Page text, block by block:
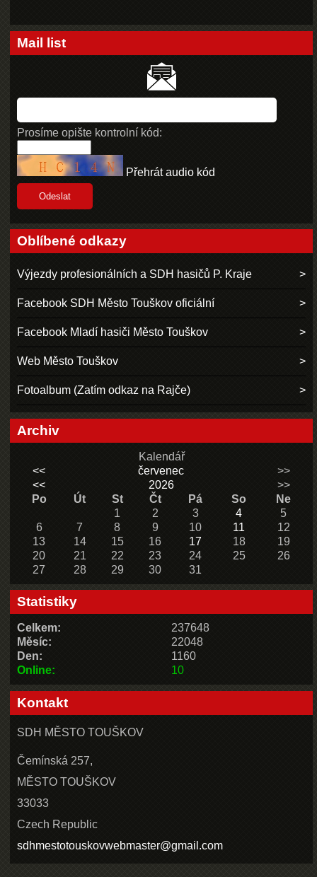
Mail list
Prosíme opište kontrolní kód:
Přehrát audio kód
Oblíbené odkazy
Výjezdy profesionálních a SDH hasičů P. Kraje
Facebook SDH Město Touškov oficiální
Facebook Mladí hasiči Město Touškov
Web Město Touškov
Fotoalbum (Zatím odkaz na Rajče)
Archiv
Kalendář
<<
červenec
>>
<<
2026
>>
Po
Út St Čt Pá So
Ne
1
2 3 4
5
6
7 8 9 10 11
12
13
14 15 16 17 18
19
20
21 22 23 24 25
26
27
28 29 30 31
Statistiky
Online: 10
Celkem:
237648
Měsíc:
22048
Den:
1160
Kontakt
SDH MĚSTO TOUŠKOV
Čemínská 257,
MĚSTO TOUŠKOV
33033
Czech Republic
sdhmestotouskovwebmaster@gmail.com